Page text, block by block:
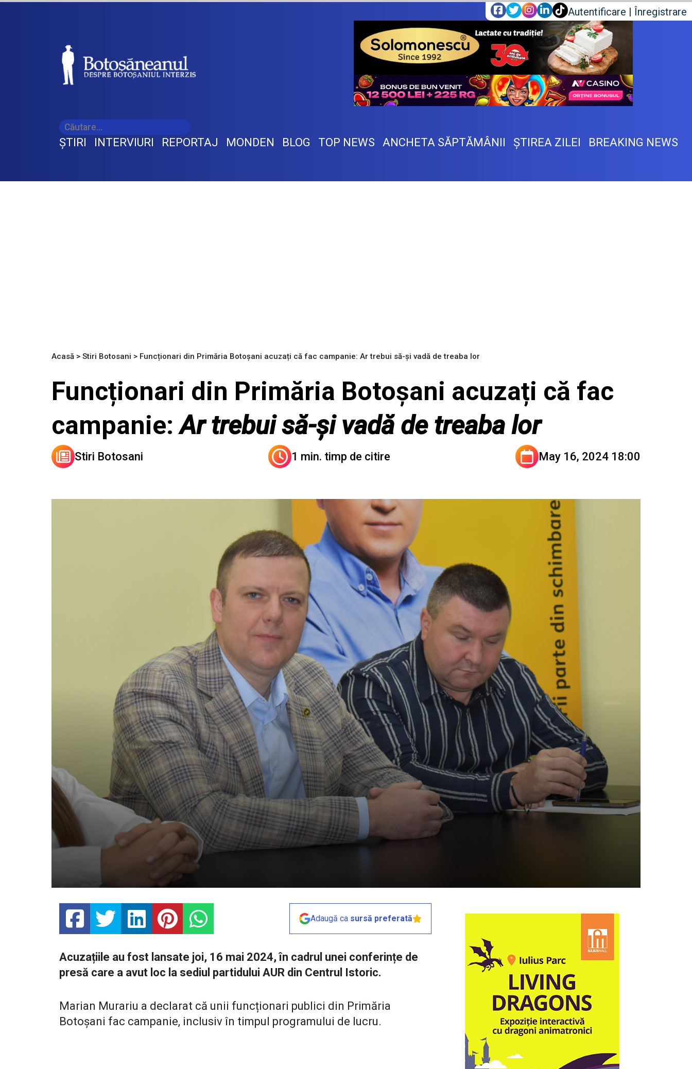
Autentificare | Înregistrare
ŞTIRI INTERVIURI REPORTAJ MONDEN BLOG TOP NEWS ANCHETA SĂPTĂMÂNII ŞTIREA ZILEI BREAKING NEWS
Acasă > Stiri Botosani > Funcționari din Primăria Botoșani acuzați că fac campanie: Ar trebui să-și vadă de treaba lor
Funcționari din Primăria Botoșani acuzați că fac
campanie:Ar trebui să-și vadă de treaba lor
Stiri Botosani 1 min. timp de citire May 16, 2024 18:00
Adaugă ca sursă preferată
Acuzațiile au fost lansate joi, 16 mai 2024, în cadrul unei conferințe de
presă care a avut loc la sediul partidului AUR din Centrul Istoric.
Marian Murariu a declarat că unii funcționari publici din Primăria
Botoșani fac campanie, inclusiv în timpul programului de lucru.